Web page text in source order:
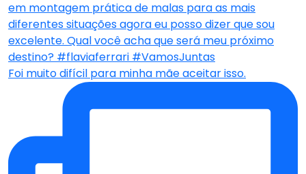
Foi muito difícil para minha mãe aceitar isso.